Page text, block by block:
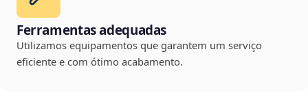
Ferramentas adequadas
Utilizamos equipamentos que garantem um serviço
eficiente e com ótimo acabamento.